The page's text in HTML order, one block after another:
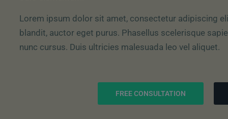
Lorem ipsum dolor sit amet, consectetur adipiscing
blandit, auctor eget purus. Phasellus scelerisque
nunc cursus. Duis ultricies malesuada leo vel aliquet.
FREE CONSULTATION